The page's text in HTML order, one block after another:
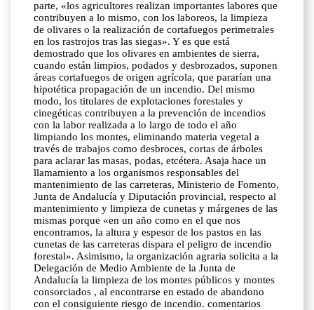
parte, «los agricultores realizan importantes labores que
contribuyen a lo mismo, con los laboreos, la limpieza
de olivares o la realización de cortafuegos perimetrales
en los rastrojos tras las siegas». Y es que está
demostrado que los olivares en ambientes de sierra,
cuando están limpios, podados y desbrozados, suponen
áreas cortafuegos de origen agrícola, que pararían una
hipotética propagación de un incendio. Del mismo
modo, los titulares de explotaciones forestales y
cinegéticas contribuyen a la prevención de incendios
con la labor realizada a lo largo de todo el año
limpiando los montes, eliminando materia vegetal a
través de trabajos como desbroces, cortas de árboles
para aclarar las masas, podas, etcétera. Asaja hace un
llamamiento a los organismos responsables del
mantenimiento de las carreteras, Ministerio de Fomento,
Junta de Andalucía y Diputación provincial, respecto al
mantenimiento y limpieza de cunetas y márgenes de las
mismas porque «en un año como en el que nos
encontramos, la altura y espesor de los pastos en las
cunetas de las carreteras dispara el peligro de incendio
forestal». Asimismo, la organización agraria solicita a la
Delegación de Medio Ambiente de la Junta de
Andalucía la limpieza de los montes públicos y montes
consorciados , al encontrarse en estado de abandono
con el consiguiente riesgo de incendio. comentarios